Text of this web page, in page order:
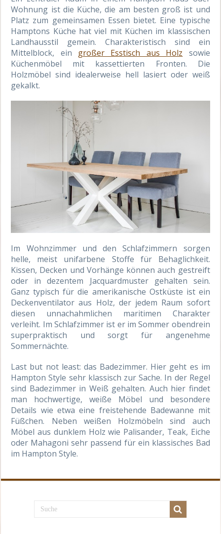
Wohnung ist die Küche, die am besten groß ist und
Platz zum gemeinsamen Essen bietet. Eine typische
Hamptons Küche hat viel mit Küchen im klassischen
Landhausstil gemein. Charakteristisch sind ein
Mittelblock, ein großer Esstisch aus Holz sowie
Küchenmöbel mit kassettierten Fronten. Die
Holzmöbel sind idealerweise hell lasiert oder weiß
gekalkt.
Im Wohnzimmer und den Schlafzimmern sorgen
helle, meist unifarbene Stoffe für Behaglichkeit.
Kissen, Decken und Vorhänge können auch gestreift
oder in dezentem Jacquardmuster gehalten sein.
Ganz typisch für die amerikanische Ostküste ist ein
Deckenventilator aus Holz, der jedem Raum sofort
diesen unnachahmlichen maritimen Charakter
verleiht. Im Schlafzimmer ist er im Sommer obendrein
superpraktisch und sorgt für angenehme
Sommernächte.
Last but not least: das Badezimmer. Hier geht es im
Hampton Style sehr klassisch zur Sache. In der Regel
sind Badezimmer in Weiß gehalten. Auch hier findet
man hochwertige, weiße Möbel und besondere
Details wie etwa eine freistehende Badewanne mit
Füßchen. Neben weißen Holzmöbeln sind auch
Möbel aus dunklem Holz wie Palisander, Teak, Eiche
oder Mahagoni sehr passend für ein klassisches Bad
im Hampton Style.